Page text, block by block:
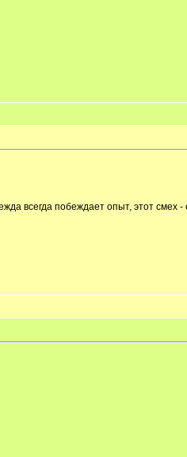
всегда побеждает опыт, этот смех